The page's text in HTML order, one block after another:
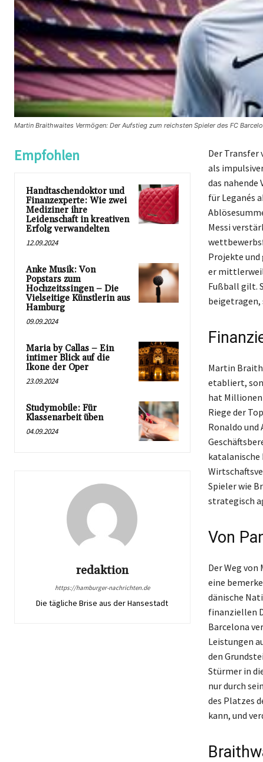
Martin Braithwaites Vermögen: Der Aufstieg zum reichsten Spieler des FC
Empfohlen
Handtaschendoktor und
Finanzexperte: Wie zwei
Mediziner ihre
Leidenschaft in kreativen
Erfolg verwandelten
12.09.2024
Anke Musik: Von
Popstars zum
Hochzeitssingen – Die
Vielseitige Künstlerin aus
Hamburg
09.09.2024
Maria by Callas – Ein
intimer Blick auf die
Ikone der Oper
23.09.2024
Studymobile: Für
Klassenarbeit üben
04.09.2024
redaktion
https://hamburger-nachrichten.de
Die tägliche Brise aus der Hansestadt
Der Transfer
als
das
für Leganés
Messi
Projekte und
er
Fußball gilt.
beigetragen,
Martin
etabliert,
hat
Riege der
Ronaldo
katalanische
Spieler wie
strategisch
Von
Der Weg
eine
dänische
finanziellen
Barcelona
Leistungen
den
Stürmer in
nur durch
des Platzes
kann, und